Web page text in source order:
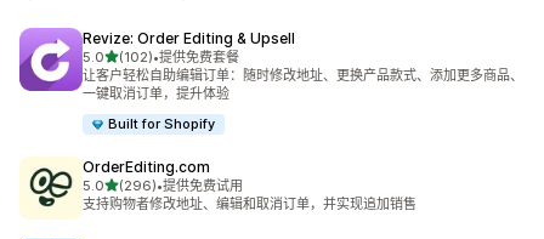
Revize: Order Editing & Upsell
5.0星（满分 5 星）
(102)
总共 102 条评论
•提供免费套餐
让客户轻松自助编辑订单：随时修改地址、更换产品款式、添加更多商品、
一键取消订单，提升体验
Built for Shopify
OrderEditing.com
5.0星（满分 5 星）
(296)
总共 296 条评论
•提供免费试用
支持购物者修改地址、编辑和取消订单，并实现追加销售